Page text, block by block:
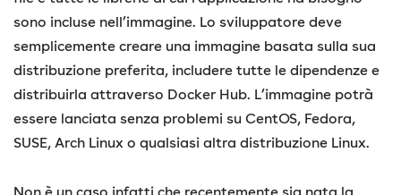
sono incluse nell’immagine. Lo sviluppatore deve
semplicemente creare una immagine basata sulla sua
distribuzione preferita, includere tutte le dipendenze e
distribuirla attraverso Docker Hub. L’immagine potrà
essere lanciata senza problemi su CentOS, Fedora,
SUSE, Arch Linux o qualsiasi altra distribuzione Linux.
Non è un caso infatti che recentemente sia nata la